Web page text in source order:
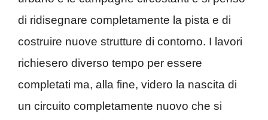
di ridisegnare completamente la pista e di
costruire nuove strutture di contorno. I lavori
richiesero diverso tempo per essere
completati ma, alla fine, videro la nascita di
un circuito completamente nuovo che si